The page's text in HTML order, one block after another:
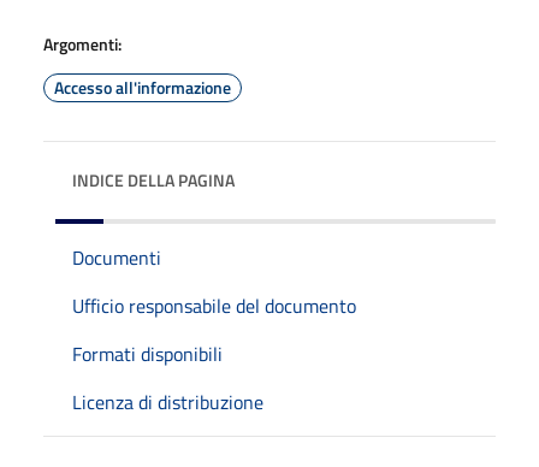
Argomenti:
Accesso all'informazione
INDICE DELLA PAGINA
Documenti
Ufficio responsabile del documento
Formati disponibili
Licenza di distribuzione